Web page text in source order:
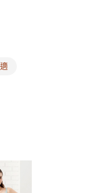
務完成之
付款項請